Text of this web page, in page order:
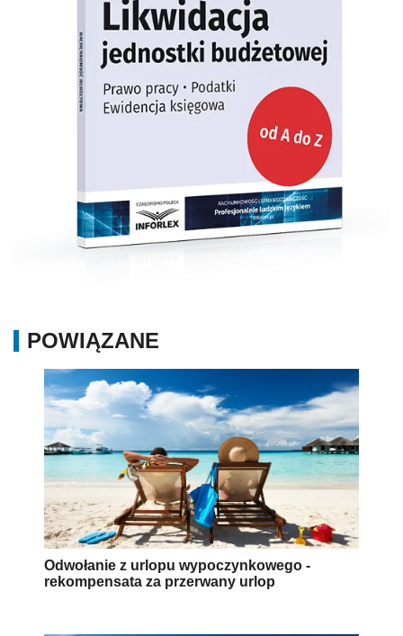
POWIĄZANE
Odwołanie z urlopu wypoczynkowego -
rekompensata za przerwany urlop